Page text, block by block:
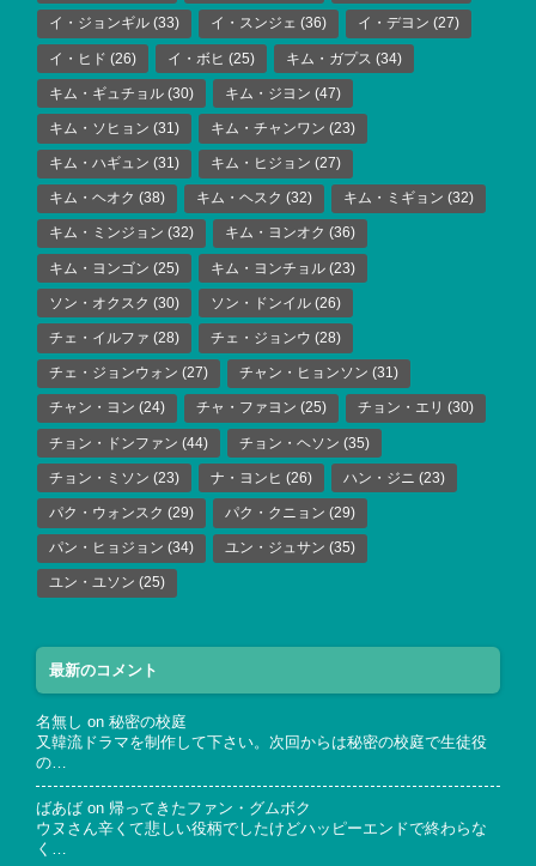
イ・ジョンギル (33) イ・スンジェ (36) イ・デヨン (27)
イ・ヒド (26) イ・ボヒ (25) キム・ガプス (34)
キム・ギュチョル (30) キム・ジヨン (47)
キム・ソヒョン (31) キム・チャンワン (23)
キム・ハギュン (31) キム・ヒジョン (27)
キム・ヘオク (38) キム・ヘスク (32) キム・ミギョン (32)
キム・ミンジョン (32) キム・ヨンオク (36)
キム・ヨンゴン (25) キム・ヨンチョル (23)
ソン・オクスク (30) ソン・ドンイル (26)
チェ・イルファ (28) チェ・ジョンウ (28)
チェ・ジョンウォン (27) チャン・ヒョンソン (31)
チャン・ヨン (24) チャ・ファヨン (25) チョン・エリ (30)
チョン・ドンファン (44) チョン・ヘソン (35)
チョン・ミソン (23) ナ・ヨンヒ (26) ハン・ジニ (23)
パク・ウォンスク (29) パク・クニョン (29)
パン・ヒョジョン (34) ユン・ジュサン (35)
ユン・ユソン (25)
最新のコメント
名無し on 秘密の校庭
又韓流ドラマを制作して下さい。次回からは秘密の校庭で生徒役
の…
ばあば on 帰ってきたファン・グムボク
ウヌさん辛くて悲しい役柄でしたけどハッピーエンドで終わらな
く…